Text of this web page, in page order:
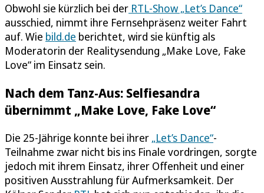
Obwohl sie kürzlich bei der RTL-Show „Let’s Dance“
ausschied, nimmt ihre Fernsehpräsenz weiter Fahrt
auf. Wie bild.de berichtet, wird sie künftig als
Moderatorin der Realitysendung „Make Love, Fake
Love“ im Einsatz sein.
Nach dem Tanz-Aus: Selfiesandra
übernimmt „Make Love, Fake Love“
Die 25-Jährige konnte bei ihrer „Let’s Dance“-
Teilnahme zwar nicht bis ins Finale vordringen, sorgte
jedoch mit ihrem Einsatz, ihrer Offenheit und einer
positiven Ausstrahlung für Aufmerksamkeit. Der